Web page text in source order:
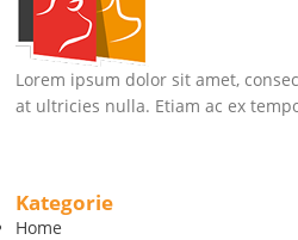
Lorem ipsum dolor sit amet,
at ultricies nulla. Etiam ac ex
Kategorie
Home